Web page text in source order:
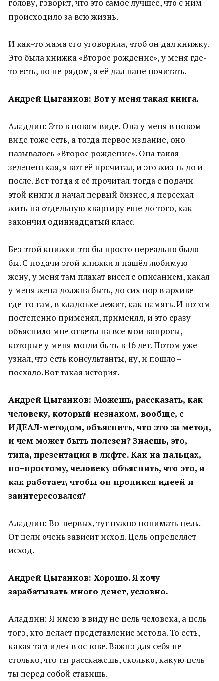
голову, говорит, что это самое лучшее, что с ним
происходило за всю жизнь.
И как-то мама его уговорила, чтоб он дал книжку.
Это была книжка «Второе рождение», у меня где-
то есть, но не рядом, я её дал папе почитать.
Андрей Цыганков: Вот у меня такая книга.
Аладдин: Это в новом виде. Она у меня в новом
виде тоже есть, а тогда первое издание, оно
называлось «Второе рождение». Она такая
зелененькая, я вот её прочитал, и это жизнь до и
после. Вот тогда я её прочитал, тогда с подачи
этой книги я начал первый бизнес, я переехал
жить на отдельную квартиру еще до того, как
закончил одиннадцатый класс.
Без этой книжки это бы просто нереально было
бы. С подачи этой книжки я нашёл любимую
жену, у меня там плакат висел с описанием, какая
у меня жена должна быть, до сих пор в архиве
где-то там, в кладовке лежит, как память. И потом
постепенно применял, применял, и это сразу
объяснило мне ответы на все мои вопросы,
которые у меня могли быть в 16 лет. Потом уже
узнал, что есть консультанты, ну, и пошло –
поехало. Вот такая история.
Андрей Цыганков: Можешь, рассказать, как
человеку, который незнаком, вообще, с
ИДЕАЛ-методом, объяснить, что это за метод,
и чем может быть полезен? Знаешь, это,
типа, презентация в лифте. Как на пальцах,
по–простому, человеку объяснить, что это, и
как работает, чтобы он проникся идеей и
заинтересовался?
Аладдин: Во-первых, тут нужно понимать цель.
От цели очень зависит исход. Цель определяет
исход.
Андрей Цыганков: Хорошо. Я хочу
зарабатывать много денег, условно.
Аладдин: Я имею в виду не цель человека, а цель
того, кто делает представление метода. То есть,
какая там идея в основе. Важно для себя не
столько, что ты расскажешь, сколько, какую цель
ты перед собой ставишь.